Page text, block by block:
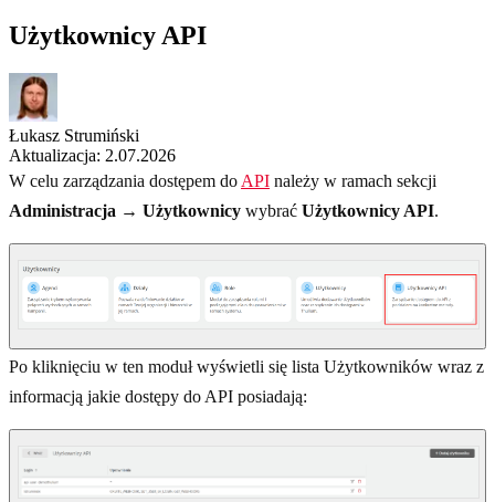
Użytkownicy API
Łukasz Strumiński
Aktualizacja: 2.07.2026
W celu zarządzania dostępem do API należy w ramach sekcji
Administracja → Użytkownicy wybrać Użytkownicy API.
Po kliknięciu w ten moduł wyświetli się lista Użytkowników wraz z
informacją jakie dostępy do API posiadają: